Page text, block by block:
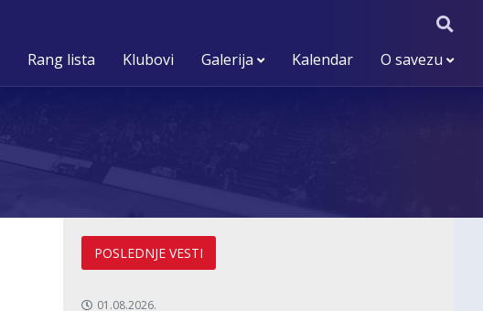
Rang lista Klubovi Galerija Kalendar O savezu
POSLEDNJE VESTI
01.08.2026.